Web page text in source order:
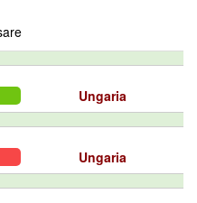
Ungaria
Ungaria